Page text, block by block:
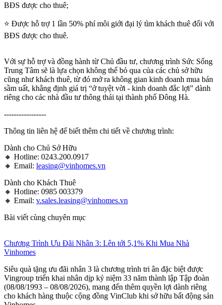
BĐS được cho thuê;
⭐ Được hỗ trợ 1 lần 50% phí môi giới đại lý tìm khách thuê đối với
BĐS được cho thuê.
Với sự hỗ trợ và đồng hành từ Chủ đầu tư, chương trình Sức Sống
Trung Tâm sẽ là lựa chọn không thể bỏ qua của các chủ sở hữu
cũng như khách thuê, từ đó mở ra không gian kinh doanh mua bán
sầm uất, khẳng định giá trị “ở tuyệt vời - kinh doanh đắc lợi” dành
riêng cho các nhà đầu tư thông thái tại thành phố Đông Hà.
-----------------
Thông tin liên hệ để biết thêm chi tiết về chương trình:
Dành cho Chủ Sở Hữu
🔸 Hotline: 0243.200.0917
🔸 Email: leasing@vinhomes.vn
Dành cho Khách Thuê
🔸 Hotline: 0985 003379
🔸 Email: v.sales.leasing@vinhomes.vn
Bài viết cùng chuyên mục
Chương Trình Ưu Đãi Nhân 3: Lên tới 5,1% Khi Mua Nhà
Vinhomes
Siêu quà tặng ưu đãi nhân 3 là chương trình tri ân đặc biệt được
Vingroup triển khai nhân dịp kỷ niệm 33 năm thành lập Tập đoàn
(08/08/1993 – 08/08/2026), mang đến thêm quyền lợi dành riêng
cho khách hàng thuộc cộng đồng VinClub khi sở hữu bất động sản